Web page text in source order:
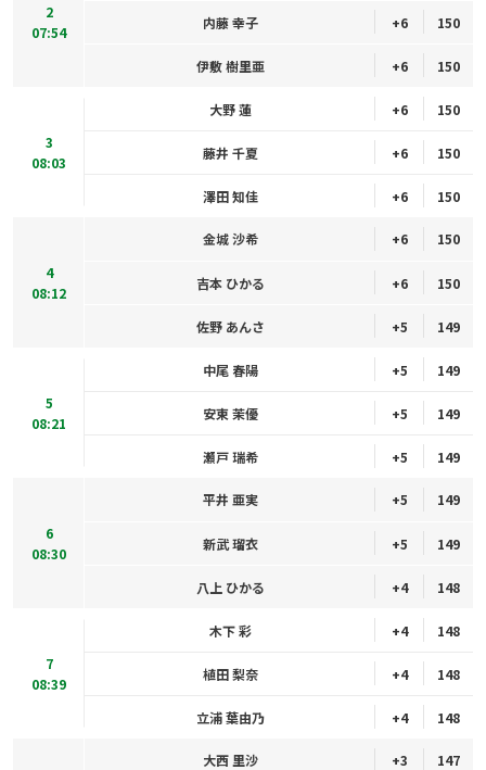
2
07:54
内藤 幸子 +6 150
伊敷 樹里亜 +6 150
3
08:03
大野 蓮 +6 150
藤井 千夏 +6 150
澤田 知佳 +6 150
4
08:12
金城 沙希 +6 150
吉本 ひかる +6 150
佐野 あんさ +5 149
5
08:21
中尾 春陽 +5 149
安東 茉優 +5 149
瀬戸 瑞希 +5 149
6
08:30
平井 亜実 +5 149
新武 瑠衣 +5 149
八上 ひかる +4 148
7
08:39
木下 彩 +4 148
植田 梨奈 +4 148
立浦 葉由乃 +4 148
大西 里沙 +3 147